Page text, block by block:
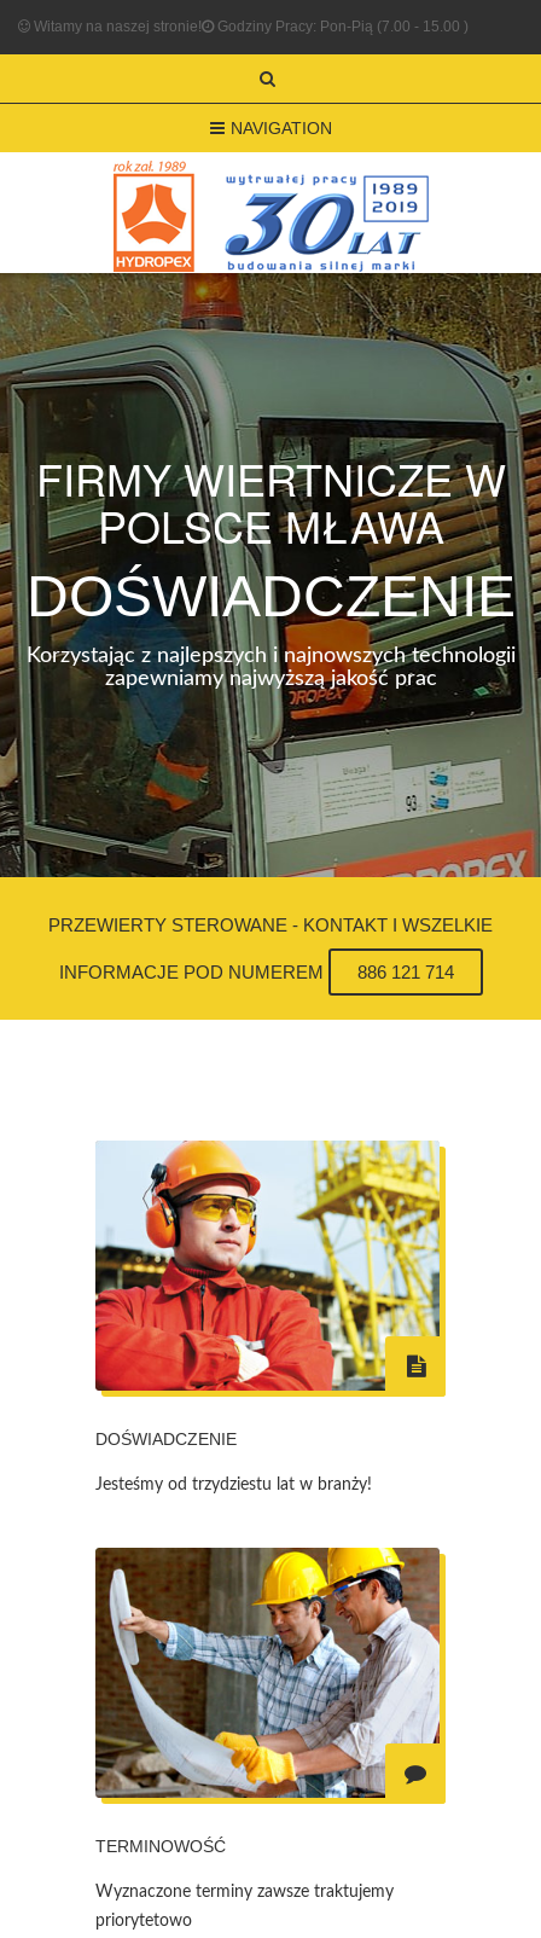
Witamy na naszej stronie! Godziny Pracy: Pon-Pią (7.00 - 15.00 )
NAVIGATION
FIRMY WIERTNICZE W
POLSCE MŁAWA
DOŚWIADCZENIE
Korzystając z najlepszych i najnowszych technologii
zapewniamy najwyższą jakość prac
PRZEWIERTY STEROWANE - KONTAKT I WSZELKIE
INFORMACJE POD NUMEREM 886 121 714
DOŚWIADCZENIE
Jesteśmy od trzydziestu lat w branży!
TERMINOWOŚĆ
Wyznaczone terminy zawsze traktujemy
priorytetowo